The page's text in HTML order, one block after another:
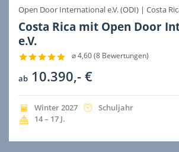
Open Door International e.V. (ODI) | Costa
Costa Rica mit Open Door
e.V.
⌀ 4,60 (8 Bewertungen)
ab 10.390,- €
Jahreszeit
der
Ausreise
Winter Jahr
der
Ausreise
2027 Dauer
Schuljahr
Alter
14 – 17 J.